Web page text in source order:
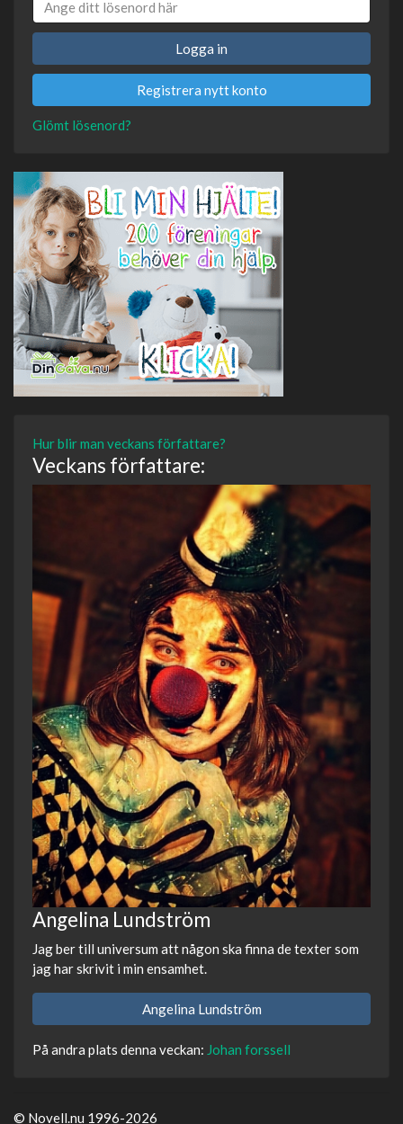
Logga in
Registrera nytt konto
Glömt lösenord?
Hur blir man veckans författare?
Veckans författare:
Angelina Lundström
Jag ber till universum att någon ska finna de texter som
jag har skrivit i min ensamhet.
Angelina Lundström
På andra plats denna veckan: Johan forssell
© Novell.nu 1996-2026